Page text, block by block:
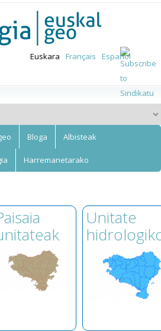
Euskara Français Español
Bloga Albisteak
Harremanetarako
Unitate